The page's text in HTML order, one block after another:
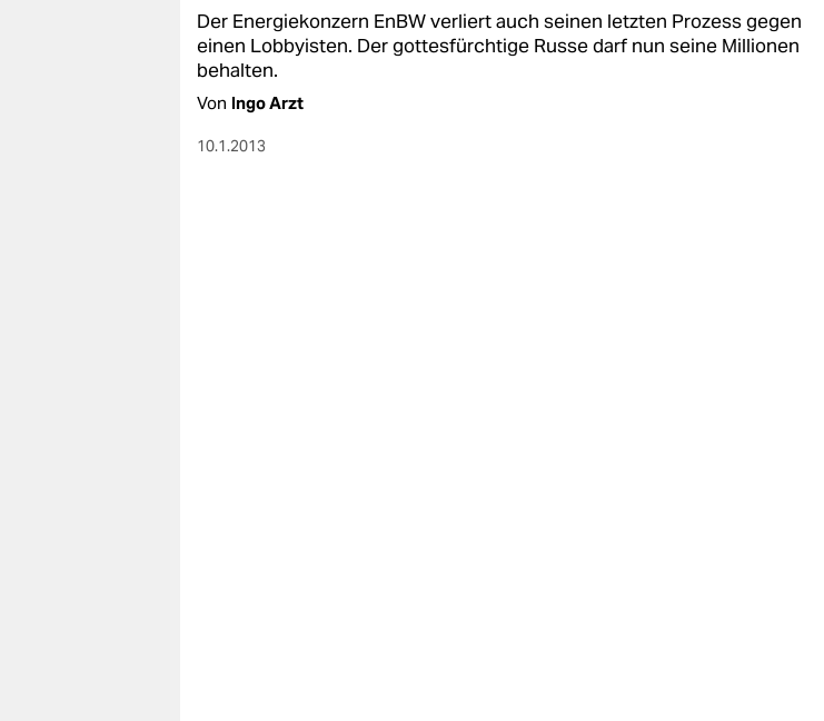
Der Energiekonzern EnBW verliert auch seinen letzten Prozess gegen
einen Lobbyisten. Der gottesfürchtige Russe darf nun seine Millionen
behalten.
Von Ingo Arzt
10.1.2013